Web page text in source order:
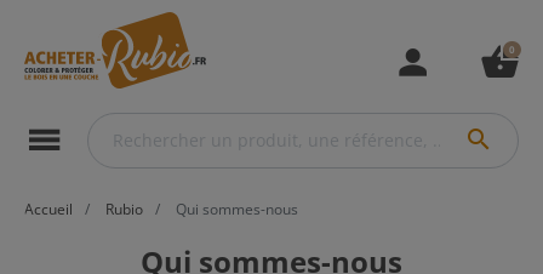
person shopping_basket
0
menu search
Accueil Rubio Qui sommes-nous
Qui sommes-nous